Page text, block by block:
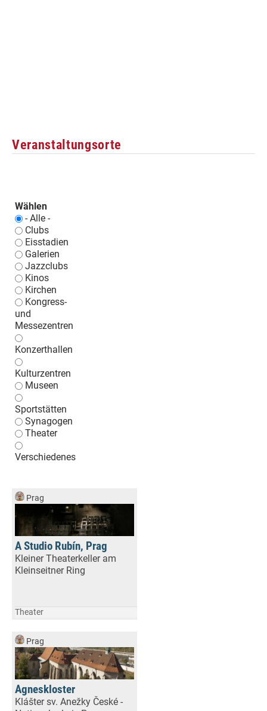
Veranstaltungsorte
Wählen
- Alle -
Clubs
Eisstadien
Galerien
Jazzclubs
Kinos
Kirchen
Kongress-
und
Messezentren
Konzerthallen
Kulturzentren
Museen
Sportstätten
Synagogen
Theater
Verschiedenes
Prag
A Studio Rubín, Prag
Kleiner Theaterkeller am
Kleinseitner Ring
Theater
Prag
Agneskloster
Klášter sv. Anežky České -